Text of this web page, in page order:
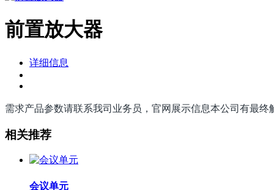
前置放大器
详细信息
需求产品参数请联系我司业务员，官网展示信息本公司有最终
相关推荐
会议单元